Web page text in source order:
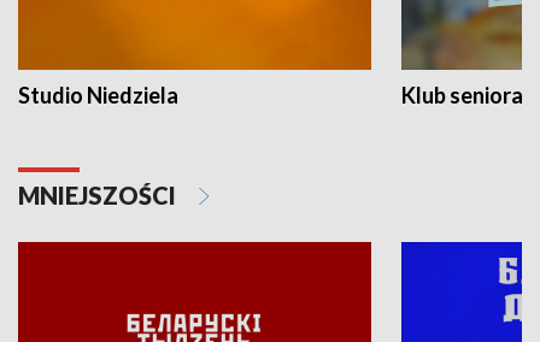
Studio Niedziela Klub seniora
MNIEJSZOŚCI